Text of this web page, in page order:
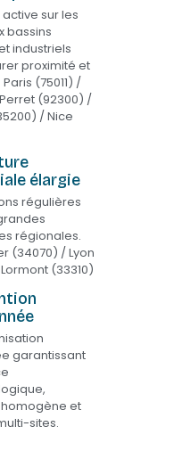
sur les
bassins
industriels
proximité et
(75011) /
(92300) /
/ Nice
élargie
régulières
régionales.
(34070) / Lyon
(33310)
garantissant
et
sites.